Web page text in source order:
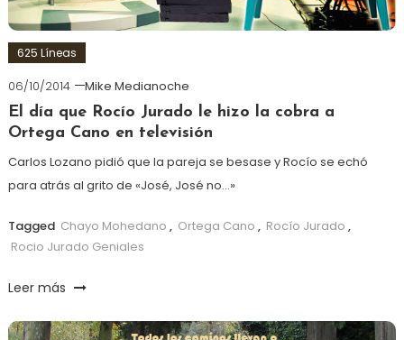
625 Líneas
06/10/2014
Mike Medianoche
El día que Rocío Jurado le hizo la cobra a
Ortega Cano en televisión
Carlos Lozano pidió que la pareja se besase y Rocío se echó
para atrás al grito de «José, José no…»
Tagged Chayo Mohedano , Ortega Cano , Rocío Jurado ,
Rocio Jurado Geniales
Leer más